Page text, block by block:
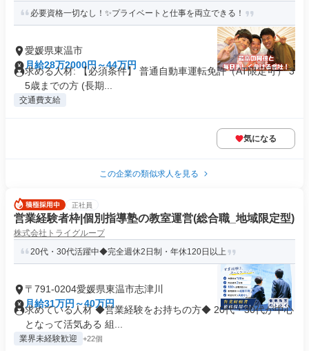
必要資格一切なし！✨️プライベートと仕事を両立できる！
愛媛県東温市
月給28万2000円～44万円
求める人材: 【必須条件】 普通自動車運転免許（AT限定可） 3
5歳までの方 (長期...
交通費支給
気になる
この企業の類似求人を見る
正社員
営業経験者枠|個別指導塾の教室運営(総合職_地域限定型)
株式会社トライグループ
20代・30代活躍中◆完全週休2日制・年休120日以上
〒791-0204愛媛県東温市志津川
月給31万円～40万円
求めている人材 ◆営業経験をお持ちの方◆ 20代・30代が中心
となって活気ある 組...
業界未経験歓迎 +22個